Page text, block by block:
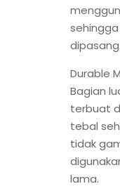
dipasang.
Durable
Bagian
terbuat
tebal
tidak
lama.